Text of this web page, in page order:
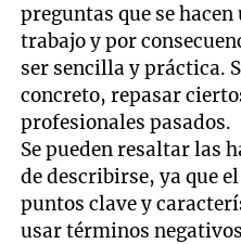
preguntas que se
trabajo y por
ser sencilla y práctica.
concreto, repasar
profesionales pasados.
Se pueden resaltar las
de describirse, ya que
puntos clave y
usar términos